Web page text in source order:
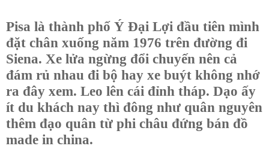
Pisa là thành phố Ý Đại Lợi đầu tiên mình
đặt chân xuống năm 1976 trên đường đi
Siena. Xe lửa ngừng đổi chuyến nên cả
đám rủ nhau đi bộ hay xe buýt không nhớ
ra đây xem. Leo lên cái đỉnh tháp. Dạo ấy
ít du khách nay thì đông như quân nguyên
thêm đạo quân từ phi châu đứng bán đồ
made in china.